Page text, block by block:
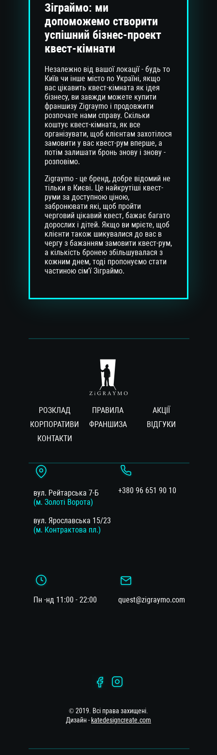
Зіграймо: ми
допоможемо створити
успішний бізнес-проект
квест-кімнати
Незалежно від вашої локації - будь то
Київ чи інше місто по Україні, якщо
вас цікавить квест-кімната як ідея
бізнесу, ви завжди можете купити
франшизу Zigraymo і продовжити
розпочате нами справу. Скільки
коштує квест-кімната, як все
організувати, щоб клієнтам захотілося
замовити у вас квест-рум вперше, а
потім залишати бронь знову і знову -
розповімо.
Zigraymo - це бренд, добре відомий не
тільки в Києві. Це найкрутіші квест-
руми за доступною ціною,
забронювати які, щоб пройти
черговий цікавий квест, бажає багато
дорослих і дітей. Якщо ви мрієте, щоб
клієнти також шикувалися до вас в
чергу з бажанням замовити квест-рум,
а кількість бронею збільшувалася з
кожним днем, тоді пропонуємо стати
частиною сім'ї Зіграймо.
РОЗКЛАД ПРАВИЛА
АКЦІЇ
КОРПОРАТИВИ
ФРАНШИЗА
ВIДГУКИ
КОНТАКТИ
вул. Рейтарська 7-Б
(м. Золоті Ворота)
вул. Ярославська 15/23
(м. Контрактова пл.)
+380 96 651 90 10
Пн -нд 11:00 - 22:00 quest@zigraymo.com
© 2019. Всі права захищені.
Дизайн - katedesigncreate.com